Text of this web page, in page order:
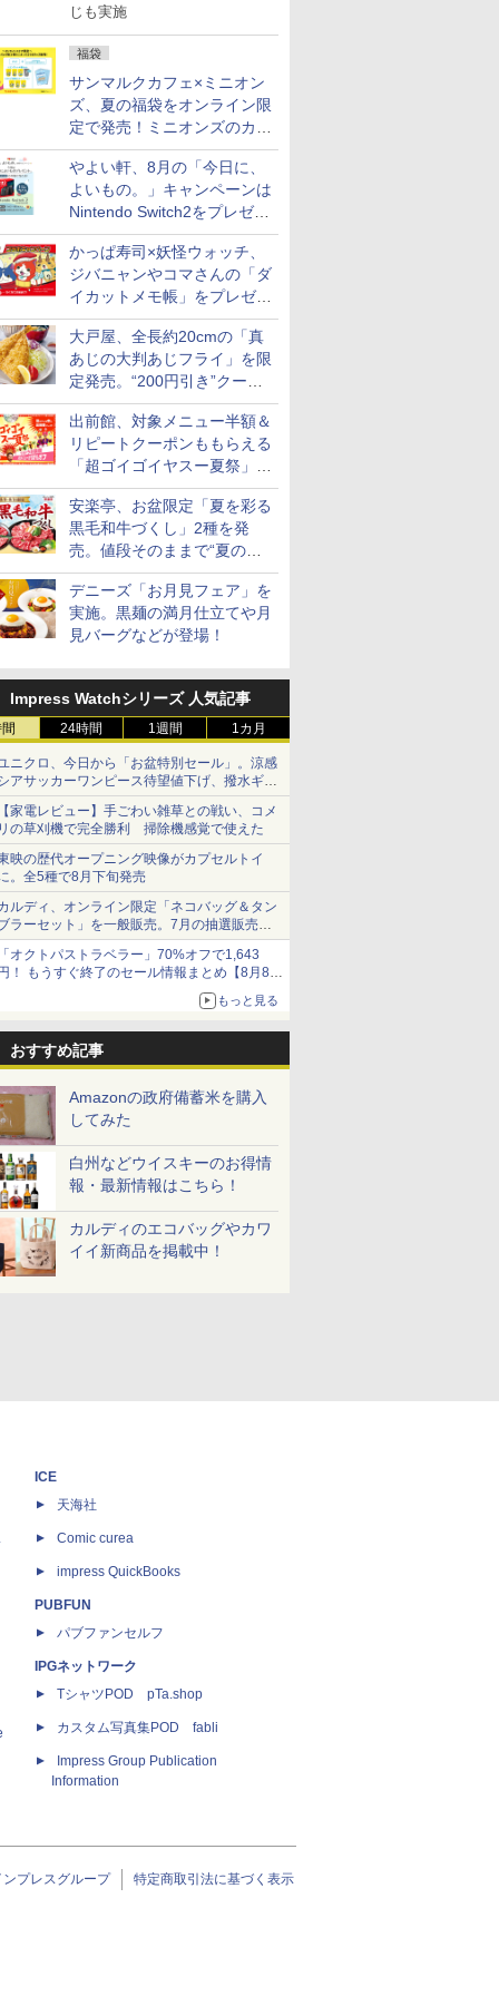
じも実施
福袋
サンマルクカフェ×ミニオン
ズ、夏の福袋をオンライン限
定で発売！ミニオンズのカッ
プと2500円相当のチケット
付き
やよい軒、8月の「今日に、
よいもの。」キャンペーンは
Nintendo Switch2をプレゼン
ト
かっぱ寿司×妖怪ウォッチ、
ジバニャンやコマさんの「ダ
イカットメモ帳」をプレゼン
ト
大戸屋、全長約20cmの「真
あじの大判あじフライ」を限
定発売。“200円引き”クーポ
ンも配信
出前館、対象メニュー半額＆
リピートクーポンももらえる
「超ゴイゴイヤスー夏祭」を
実施
安楽亭、お盆限定「夏を彩る
黒毛和牛づくし」2種を発
売。値段そのままで“夏の巻
き野菜”付き
デニーズ「お月見フェア」を
実施。黒麺の満月仕立てや月
見バーグなどが登場！
Impress Watchシリーズ 人気記事
24時間 1週間 1カ月
ニクロ、今日から「お盆特別セール」。涼感
アサッカーワンピース待望値下げ、撥水ギア
ョーツは1990円に
家電レビュー】手ごわい雑草との戦い、コメ
の草刈機で完全勝利 掃除機感覚で使えた
映の歴代オープニング映像がカプセルトイ
。全5種で8月下旬発売
ルディ、オンライン限定「ネコバッグ＆タン
ラーセット」を一般販売。7月の抽選販売の
選無効分
オクトパストラベラー」70%オフで1,643
！ もうすぐ終了のセール情報まとめ【8月8日
ンテンドーeショップでは「大神 絶景版」が
もっと見る
おすすめ記事
Amazonの政府備蓄米を購入
してみた
白州などウイスキーのお得情
報・最新情報はこちら！
カルディのエコバッグやカワ
イイ新商品を掲載中！
ICE
天海社
Comic curea
impress QuickBooks
PUBFUN
パブファンセルフ
IPGネットワーク
TシャツPOD pTa.shop
カスタム写真集POD fabli
Impress Group Publication
Information
ンプレスグループ 特定商取引法に基づく表示